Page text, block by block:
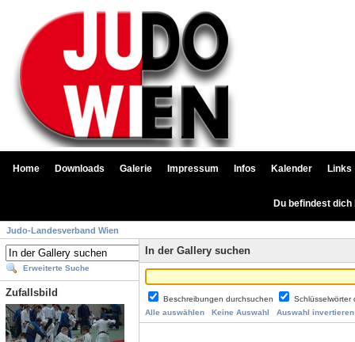
Home Downloads Galerie Impressum Infos Kalender Links
Du befindest
Judo-Landesverband Wien
Erweiterte Suche
Zufallsbild
In der Gallery suchen
Beschreibungen durchsuchen
Alle auswählen
Keine Auswahl Auswahl invertieren